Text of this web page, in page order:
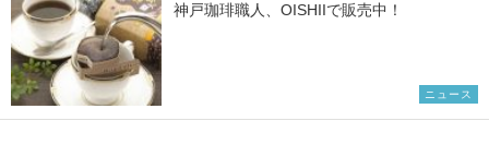
神戸珈琲職人、OISHIIで販売中！
ニュース